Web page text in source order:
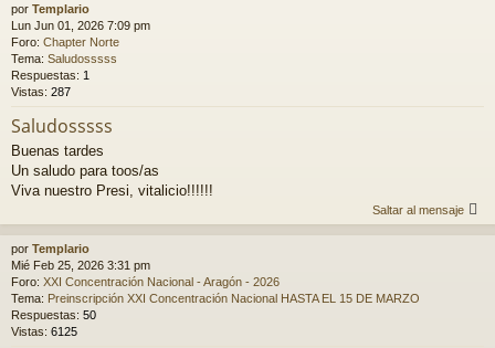
por Templario
Lun Jun 01, 2026 7:09 pm
Foro: Chapter Norte
Tema: Saludosssss
Respuestas: 1
Vistas: 287
Saludosssss
Buenas tardes
Un saludo para toos/as
Viva nuestro Presi, vitalicio!!!!!!
Saltar al mensaje
por Templario
Mié Feb 25, 2026 3:31 pm
Foro: XXI Concentración Nacional - Aragón - 2026
Tema: Preinscripción XXI Concentración Nacional HASTA EL 15 DE MARZO
Respuestas: 50
Vistas: 6125